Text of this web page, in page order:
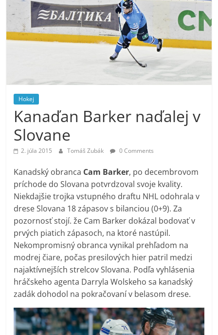
Hokej
Kanaďan Barker naďalej v
Slovane
2. júla 2015 Tomáš Zubák 0 Comments
Kanadský obranca Cam Barker, po decembrovom
príchode do Slovana potvrdzoval svoje kvality.
Niekdajšie trojka vstupného draftu NHL odohrala v
drese Slovana 18 zápasov s bilanciou (0+9). Za
pozornosť stojí. že Cam Barker dokázal bodovať v
prvých piatich zápasoch, na ktoré nastúpil.
Nekompromisný obranca vynikal prehľadom na
modrej čiare, počas presilových hier patril medzi
najaktívnejších strelcov Slovana. Podľa vyhlásenia
hráčskeho agenta Darryla Wolskeho sa kanadský
zadák dohodol na pokračovaní v belasom drese.